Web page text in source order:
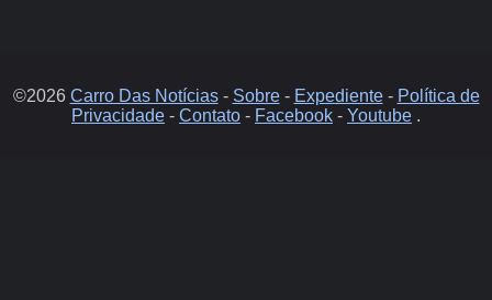
©2026 Carro Das Notícias- Sobre- Expediente- Política de
Privacidade - Contato - Facebook - Youtube .